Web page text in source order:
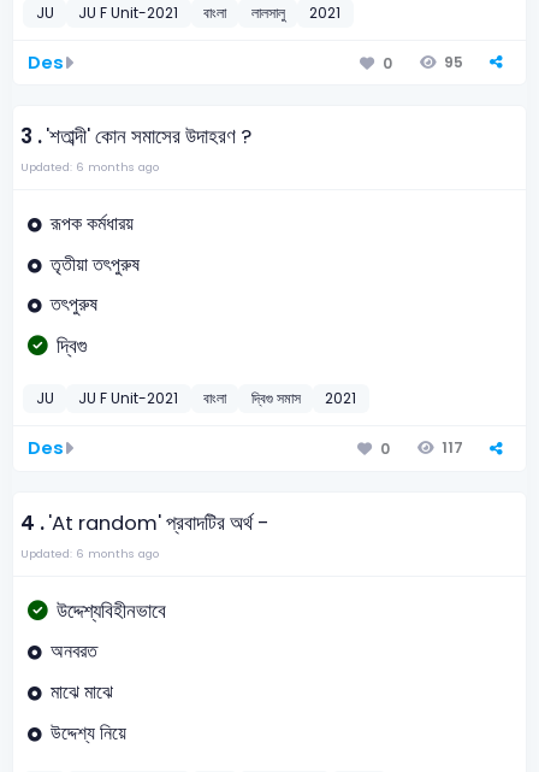
JU JU F Unit-2021 বাংলা লালসালু 2021
Des 0 95
3 .'শতাব্দী' কোন সমাসের উদাহরণ ?
Updated: 6 months ago
রূপক কর্মধারয়
তৃতীয়া তৎপুরুষ
তৎপুরুষ
দ্বিগু
JU JU F Unit-2021 বাংলা দ্বিগু সমাস 2021
Des 0 117
4 .'At random' প্রবাদটির অর্থ -
Updated: 6 months ago
উদ্দেশ্যবিহীনভাবে
অনবরত
মাঝে মাঝে
উদ্দেশ্য নিয়ে